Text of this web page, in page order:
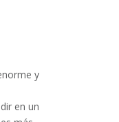
y
en un